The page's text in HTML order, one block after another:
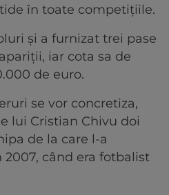
în toate competițiile.
și a furnizat trei pase
iar cota sa de
de euro.
se vor concretiza,
lui Cristian Chivu doi
de la care l-a
când era fotbalist